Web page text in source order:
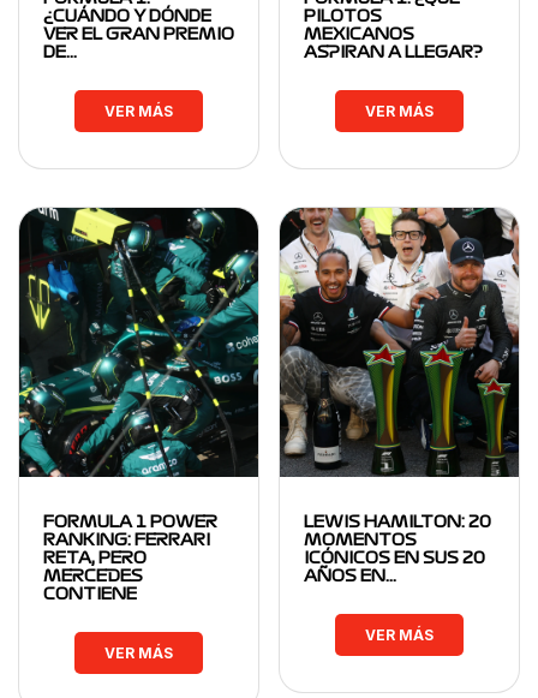
¿CUÁNDO Y DÓNDE
VER EL GRAN PREMIO
DE…
VER MÁS
PILOTOS
MEXICANOS
ASPIRAN A LLEGAR?
VER MÁS
FORMULA 1 POWER
RANKING: FERRARI
RETA, PERO
MERCEDES
CONTIENE
VER MÁS
LEWIS HAMILTON: 20
MOMENTOS
ICÓNICOS EN SUS 20
AÑOS EN…
VER MÁS